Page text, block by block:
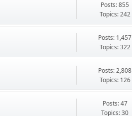
Posts: 855
Topics: 242
Posts: 1,457
Topics: 322
Posts: 2,808
Topics: 126
Posts: 47
Topics: 30